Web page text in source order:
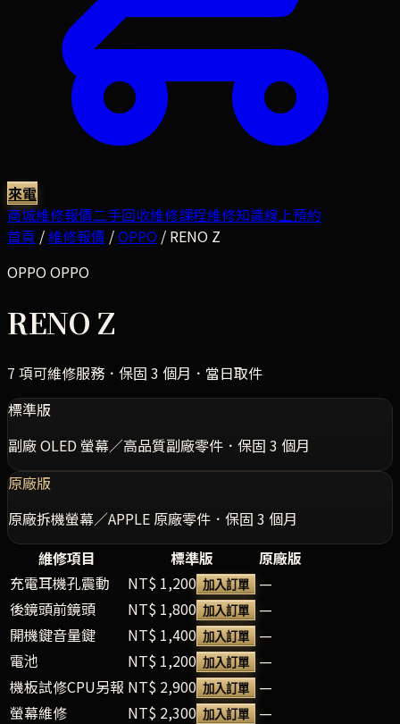
來電
商城維修報價二手回收維修課程維修知識線上預約
首頁 /維修報價 /OPPO / RENO Z
OPPO OPPO
RENO Z
7 項可維修服務．保固 3 個月．當日取件
標準版
副廠 OLED 螢幕／高品質副廠零件．保固 3 個月
原廠版
原廠拆機螢幕／APPLE 原廠零件．保固 3 個月
維修項目
標準版
原廠版
充電耳機孔震動
NT$ 1,200 加入訂單
—
後鏡頭前鏡頭
NT$ 1,800 加入訂單
—
開機鍵音量鍵
NT$ 1,400 加入訂單
—
電池
NT$ 1,200 加入訂單
—
機板試修CPU另報 NT$ 2,900 加入訂單
—
螢幕維修
NT$ 2,300 加入訂單
—